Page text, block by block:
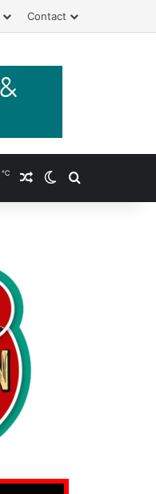
Contact
℃ Willekeurig artikel
Switch skin
Zoeken